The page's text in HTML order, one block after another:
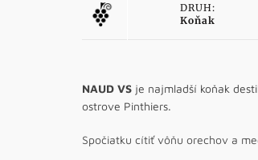
DRUH:
Koňak
NAUD VS je najmladší koňak
ostrove Pinthiers.
Spočiatku cítiť vôňu orechov a